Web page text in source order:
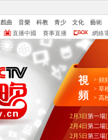
戲曲 音樂 科教 青少 文化
藝術
直播中國 賽事直播 網絡
視
頻
> 頻
> 草
> 高
2月3日 第一場
2月4日 第二場
2月5日 第三場